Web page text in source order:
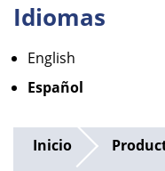
Idiomas
English
Español
Inicio